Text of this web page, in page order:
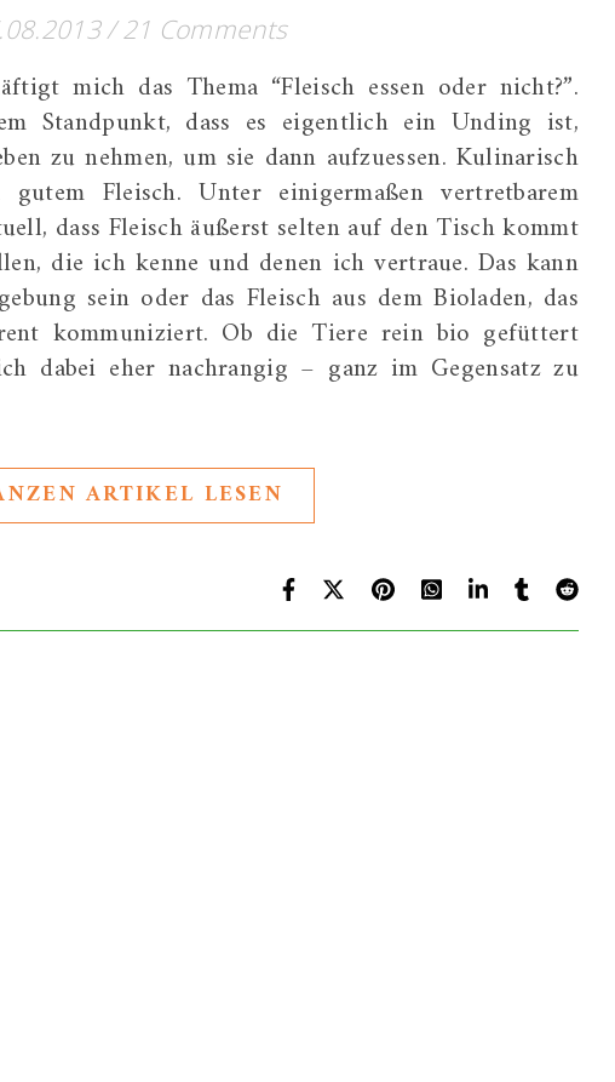
/ 21 Comments
mich das Thema “Fleisch essen oder nicht?”.
Standpunkt, dass es eigentlich ein Unding ist,
zu nehmen, um sie dann aufzuessen. Kulinarisch
Fleisch. Unter einigermaßen vertretbarem
dass Fleisch äußerst selten auf den Tisch kommt
die ich kenne und denen ich vertraue. Das kann
sein oder das Fleisch aus dem Bioladen, das
kommuniziert. Ob die Tiere rein bio gefüttert
dabei eher nachrangig – ganz im Gegensatz zu
ARTIKEL LESEN